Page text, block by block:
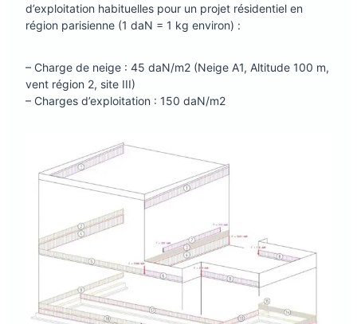
d’exploitation habituelles pour un projet résidentiel en
région parisienne (1 daN = 1 kg environ) :
– Charge de neige : 45 daN/m2 (Neige A1, Altitude 100 m,
vent région 2, site III)
– Charges d’exploitation : 150 daN/m2